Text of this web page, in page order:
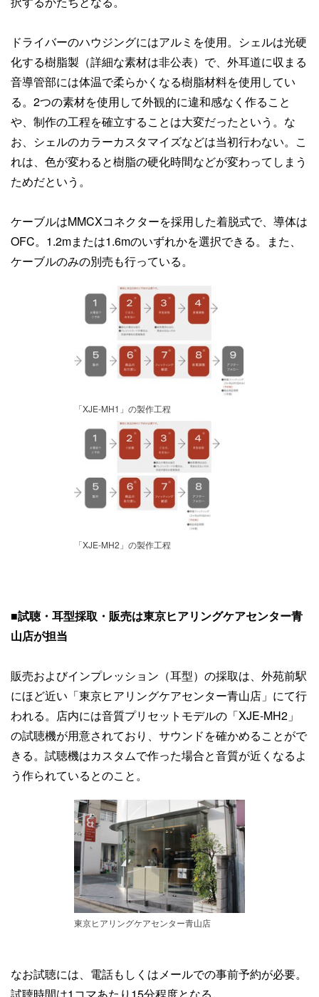
ドライバーのハウジングにはアルミを使用。シェルは光硬
化する樹脂製（詳細な素材は非公表）で、外耳道に収まる
音導管部には体温で柔らかくなる樹脂材料を使用してい
る。2つの素材を使用して外観的に違和感なく作ること
や、制作の工程を確立することは大変だったという。な
お、シェルのカラーカスタマイズなどは当初行わない。こ
れは、色が変わると樹脂の硬化時間などが変わってしまう
ためだという。
ケーブルはMMCXコネクターを採用した着脱式で、導体は
OFC。1.2mまたは1.6mのいずれかを選択できる。また、
ケーブルのみの別売も行っている。
「XJE-MH1」の製作工程
「XJE-MH2」の製作工程
■試聴・耳型採取・販売は東京ヒアリングケアセンター青
山店が担当
販売およびインプレッション（耳型）の採取は、外苑前駅
にほど近い「東京ヒアリングケアセンター青山店」にて行
われる。店内には音質プリセットモデルの「XJE-MH2」
の試聴機が用意されており、サウンドを確かめることがで
きる。試聴機はカスタムで作った場合と音質が近くなるよ
う作られているとのこと。
東京ヒアリングケアセンター青山店
なお試聴には、電話もしくはメールでの事前予約が必要。